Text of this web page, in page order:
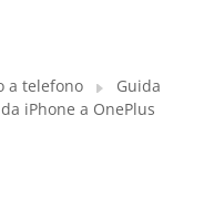
a telefono
Guida
iPhone a OnePlus